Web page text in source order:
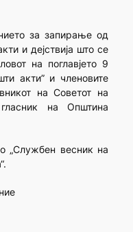
за запирање од
и дејствија што се
на поглавјето 9
акти” и членовите
на Советот на
на Општина
„Службен весник на